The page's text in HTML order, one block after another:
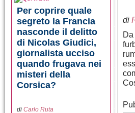
Per coprire quale
segreto la Francia
nasconde il delitto
di Nicolas Giudici,
giornalista ucciso
quando frugava nei
misteri della
Corsica?
di Carlo Ruta
di